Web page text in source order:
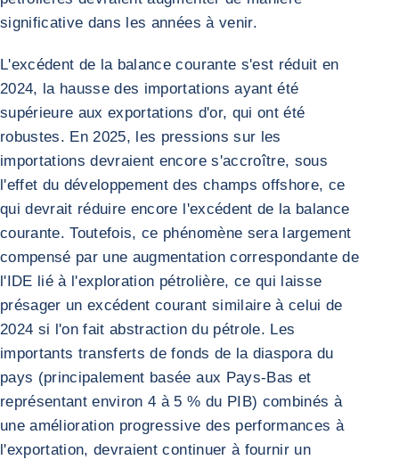
significative dans les années à venir.
L'excédent de la balance courante s'est réduit en
2024, la hausse des importations ayant été
supérieure aux exportations d'or, qui ont été
robustes. En 2025, les pressions sur les
importations devraient encore s'accroître, sous
l'effet du développement des champs offshore, ce
qui devrait réduire encore l'excédent de la balance
courante. Toutefois, ce phénomène sera largement
compensé par une augmentation correspondante de
l'IDE lié à l'exploration pétrolière, ce qui laisse
présager un excédent courant similaire à celui de
2024 si l'on fait abstraction du pétrole. Les
importants transferts de fonds de la diaspora du
pays (principalement basée aux Pays-Bas et
représentant environ 4 à 5 % du PIB) combinés à
une amélioration progressive des performances à
l'exportation, devraient continuer à fournir un